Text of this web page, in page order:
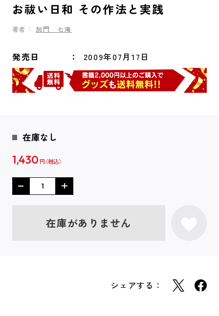
お祓い日和 その作法と実践
著者： 加門 七海
発売日 2009年07月17日
在庫なし
1,430 円
在庫がありません
シェアする：